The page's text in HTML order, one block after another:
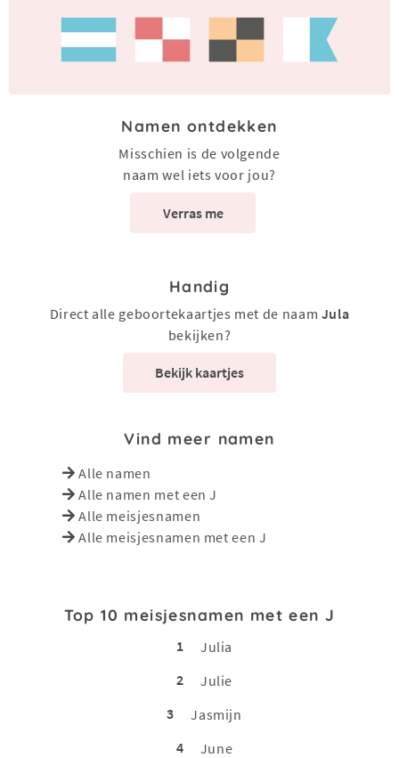
Namen ontdekken
Misschien is de volgende
naam wel iets voor jou?
Verras me
Handig
Direct alle geboortekaartjes met de naam Jula
bekijken?
Bekijk kaartjes
Vind meer namen
Alle namen
Alle namen met een J
Alle meisjesnamen
Alle meisjesnamen met een J
Top 10 meisjesnamen met een J
1
Julia
2
Julie
3
Jasmijn
4
June